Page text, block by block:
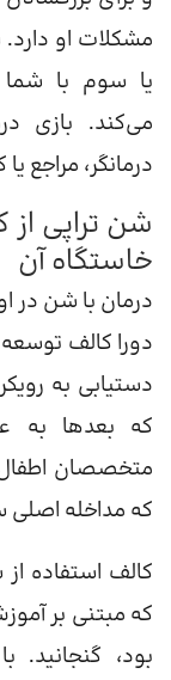
مشکلات او
یا سوم با
می‌کند. بازی
درمانگر، مراجع
شن تراپی
خاستگاه آن
دورا کالف
دستیابی به
که بعدها به
متخصصان اطفال
که مداخله اصلی
کالف استفاده
که مبتنی بر
بود،